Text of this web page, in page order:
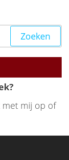
met mij op of